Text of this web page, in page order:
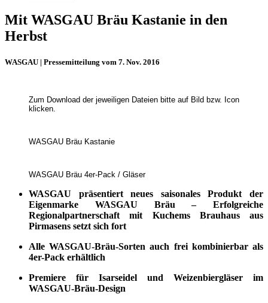
Mit WASGAU Bräu Kastanie in den
Herbst
WASGAU | Pressemitteilung vom 7. Nov. 2016
Zum Download der jeweiligen Dateien bitte auf Bild bzw. Icon
klicken.
WASGAU Bräu Kastanie
WASGAU Bräu 4er-Pack / Gläser
WASGAU präsentiert neues saisonales Produkt der
Eigenmarke WASGAU Bräu ‒ Erfolgreiche
Regionalpartnerschaft mit Kuchems Brauhaus aus
Pirmasens setzt sich fort
Alle WASGAU-Bräu-Sorten auch frei kombinierbar als
4er-Pack erhältlich
Premiere für Isarseidel und Weizenbiergläser im
WASGAU-Bräu-Design